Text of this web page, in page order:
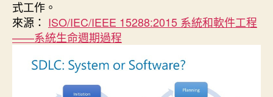
式工作。
來源： ISO/IEC/IEEE 15288:2015 系統和軟件工程
——系統生命週期過程